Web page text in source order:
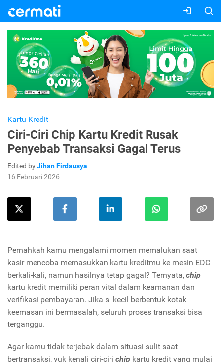
Kartu Kredit
Ciri-Ciri Chip Kartu Kredit Rusak
Penyebab Transaksi Gagal Terus
Edited byJihan Firdausya
16 Februari 2026
Pernahkah kamu mengalami momen memalukan saat
kasir mencoba memasukkan kartu kreditmu ke mesin EDC
berkali-kali, namun hasilnya tetap gagal? Ternyata, chip
kartu kredit memiliki peran vital dalam keamanan dan
verifikasi pembayaran. Jika si kecil berbentuk kotak
keemasan ini bermasalah, seluruh proses transaksi bisa
terganggu.
Agar kamu tidak terjebak dalam situasi sulit saat
bertransaksi, yuk kenali ciri-ciri chip kartu kredit yang mulai